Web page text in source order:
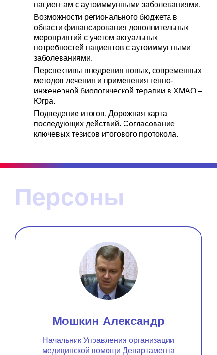
пациентам с аутоиммунными заболеваниями.
Возможности регионального бюджета в
области финансирования дополнительных
мероприятий с учетом актуальных
потребностей пациентов с аутоиммунными
заболеваниями.
Перспективы внедрения новых, современных
методов лечения и применения генно-
инженерной биологической терапии в ХМАО –
Югра.
Подведение итогов. Дорожная карта
последующих действий. Согласование
ключевых тезисов итогового протокола.
Персоны
Мошкин Александр
Начальник Управления организации
медицинской помощи Департамента